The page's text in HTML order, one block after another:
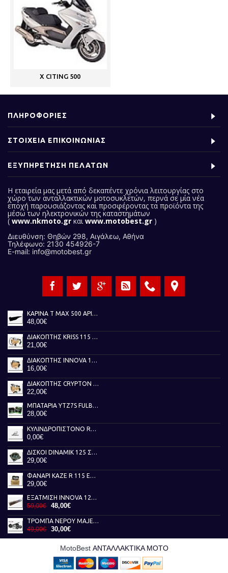
X CITING 500
ΠΛΗΡΟΦΟΡΙΕΣ
ΣΤΟΙΧΕΙΑ ΕΠΙΚΟΙΝΩΝΙΑΣ
ΕΞΥΠΗΡΕΤΗΣΗ ΠΕΛΑΤΩΝ
Η εταιρεία μας μετά από δεκαπέντε χρόνια λειτουργίας στο
χώρο των ανταλλακτικών μοτοσυκλετών, περνά σε μία νέα
εποχή παρουσιάζοντας και προσφέροντας τα προϊόντα της
μέσω των ηλεκτρονικών της καταστημάτων
( www.nkmoto.gr και www.motobest.gr )
Διευθύνση: Θηβών 298, Αιγάλεω, Αθήνα
Τηλέφωνο: 2130 454926-7
E-mail: info@motobest.gr
ΚΑΡΙΝΑ T MAX 500 ΑΡΙΣΤΕΡΗ ΜΑΥΡΗ 01-07
48,00€
ΔΙΑΚΟΠΤΗΣ KRISS 115 TOBAKI
21,00€
ΔΙΑΚΟΠΤΗΣ INNOVA 125 TOBAKI
16,00€
ΔΙΑΚΟΠΤΗΣ CRYPTON X 135 TOBAKI
22,00€
ΜΠΑΤΑΡΙΑ YTZ7S FULBAT
28,00€
ΚΥΛΙΝΔΡΟΠΙΣΤΟΝΟ RUNNER 50 AKEBBO
0,00€
ΔΙΣΚΟΙ DINAMIK 125 ΣΥΜΠΛΕΚΤΗ NEWFREN
29,00€
ΦΑΝΑΡΙ KAZE R 115 ΕΜΠΡΟΣ ΓΝΗΣΙΟ
29,00€
ΕΞΑΤΜΙΣΗ INNOVA 125 FEDERAL
59,00€ 48,00€
ΤΡΟΜΠΑ ΝΕΡΟΥ MAJESTY 400 RMS
49,00€ 30,00€
MotoBest ΑΝΤΑΛΛΑΚΤΙΚΑ ΜΟΤΟ